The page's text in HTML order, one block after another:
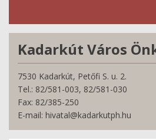
Kadarkút Város
7530 Kadarkút, Petőfi S. u. 2.
Tel.: 82/581-003, 82/581-030
Fax: 82/385-250
E-mail: hivatal@kadarkutph.hu